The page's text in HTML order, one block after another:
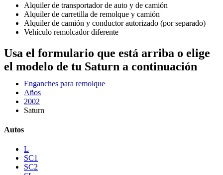
Alquiler de transportador de auto y de camión
Alquiler de carretilla de remolque y camión
Alquiler de camión y conductor autorizado (por separado)
Vehículo remolcador diferente
Usa el formulario que está arriba o elige
el modelo de tu Saturn a continuación
Enganches para remolque
Años
2002
Saturn
Autos
L
SC1
SC2